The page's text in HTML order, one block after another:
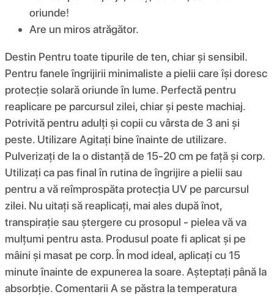
oriunde!
Are un miros atrăgător.
Destin Pentru toate tipurile de ten, chiar și sensibil.
Pentru fanele îngrijirii minimaliste a pielii care își doresc
protecție solară oriunde în lume. Perfectă pentru
reaplicare pe parcursul zilei, chiar și peste machiaj.
Potrivită pentru adulți și copii cu vârsta de 3 ani și
peste. Utilizare Agitați bine înainte de utilizare.
Pulverizați de la o distanță de 15-20 cm pe față și corp.
Utilizați ca pas final în rutina de îngrijire a pielii sau
pentru a vă reîmprospăta protecția UV pe parcursul
zilei. Nu uitați să reaplicați, mai ales după înot,
transpirație sau ștergere cu prosopul - pielea vă va
mulțumi pentru asta. Produsul poate fi aplicat și pe
mâini și masat pe corp. În mod ideal, aplicați cu 15
minute înainte de expunerea la soare. Așteptați până la
absorbție. Comentarii A se păstra la temperatura